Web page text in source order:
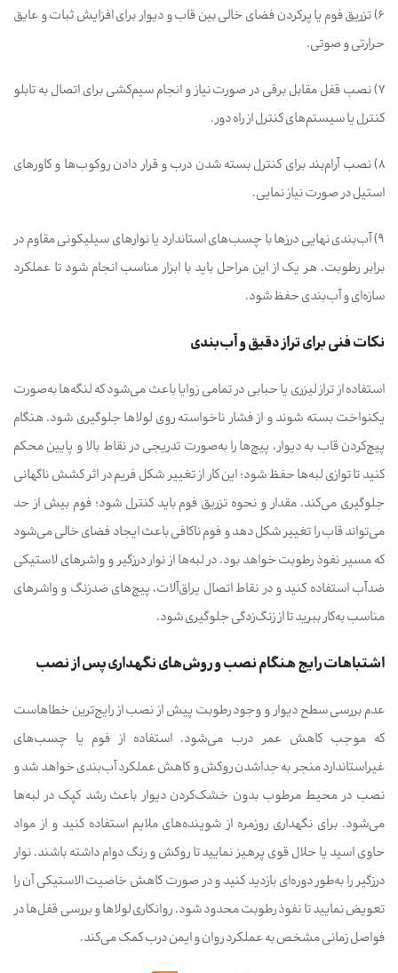
۶) تزریق فوم یا پرکردن فضای خالی بین قاب و دیوار برای افزایش ثبات و عایق
حرارتی و صوتی.
۷) نصب قفل مقابل برقی در صورت نیاز و انجام سیم‌کشی برای اتصال به تابلو
کنترل یا سیستم‌های کنترل از راه دور.
۸) نصب آرام‌بند برای کنترل بسته شدن درب و قرار دادن روکوب‌ها و کاورهای
استیل در صورت نیاز نمایی.
۹) آب‌بندی نهایی درزها با چسب‌های استاندارد یا نوارهای سیلیکونی مقاوم در
برابر رطوبت. هر یک از این مراحل باید با ابزار مناسب انجام شود تا عملکرد
سازه‌ای و آب‌بندی حفظ شود.
نکات فنی برای تراز دقیق و آب‌بندی
استفاده از تراز لیزری یا حبابی در تمامی زوایا باعث می‌شود که لنگه‌ها به‌صورت
یکنواخت بسته شوند و از فشار ناخواسته روی لولاها جلوگیری شود. هنگام
پیچ‌کردن قاب به دیوار، پیچ‌ها را به‌صورت تدریجی در نقاط بالا و پایین محکم
کنید تا توازی لبه‌ها حفظ شود؛ این کار از تغییر شکل فریم در اثر کشش ناگهانی
جلوگیری می‌کند. مقدار و نحوه تزریق فوم باید کنترل شود؛ فوم بیش از حد
می‌تواند قاب را تغییر شکل دهد و فوم ناکافی باعث ایجاد فضای خالی می‌شود
که مسیر نفوذ رطوبت خواهد بود. در لبه‌ها از نوار درزگیر و واشرهای لاستیکی
ضدآب استفاده کنید و در نقاط اتصال یراق‌آلات، پیچ‌های ضدزنگ و واشرهای
مناسب به‌کار ببرید تا از زنگ‌زدگی جلوگیری شود.
اشتباهات رایج هنگام نصب و روش‌های نگهداری پس از نصب
عدم بررسی سطح دیوار و وجود رطوبت پیش از نصب از رایج‌ترین خطاهاست
که موجب کاهش عمر درب می‌شود. استفاده از فوم یا چسب‌های
غیراستاندارد منجر به جداشدن روکش و کاهش عملکرد آب‌بندی خواهد شد و
نصب در محیط مرطوب بدون خشک‌کردن دیوار باعث رشد کپک در لبه‌ها
می‌شود. برای نگهداری روزمره از شوینده‌های ملایم استفاده کنید و از مواد
حاوی اسید یا حلال قوی پرهیز نمایید تا روکش و رنگ دوام داشته باشند. نوار
درزگیر را به‌طور دوره‌ای بازدید کنید و در صورت کاهش خاصیت الاستیکی آن را
تعویض نمایید تا نفوذ رطوبت محدود شود. روانکاری لولاها و بررسی قفل‌ها در
فواصل زمانی مشخص به عملکرد روان و ایمن درب کمک می‌کند.